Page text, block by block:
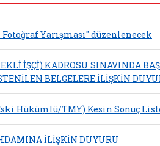
Yarışması" düzenlenecek
İŞÇİ) KADROSU SINAVINDA
BELGELERE İLİŞKİN
Hükümlü/TMY) Kesin Sonuç
İLİŞKİN DUYURU